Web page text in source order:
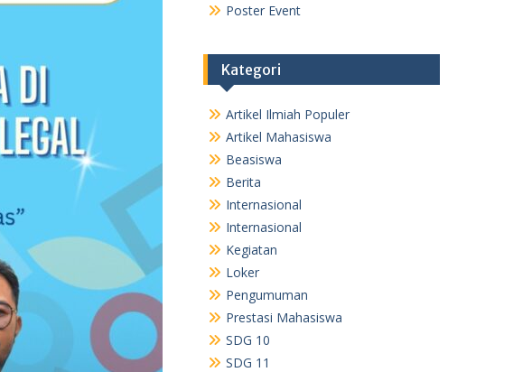
Poster Event
Kategori
Artikel Ilmiah Populer
Artikel Mahasiswa
Beasiswa
Berita
Internasional
Internasional
Kegiatan
Loker
Pengumuman
Prestasi Mahasiswa
SDG 10
SDG 11